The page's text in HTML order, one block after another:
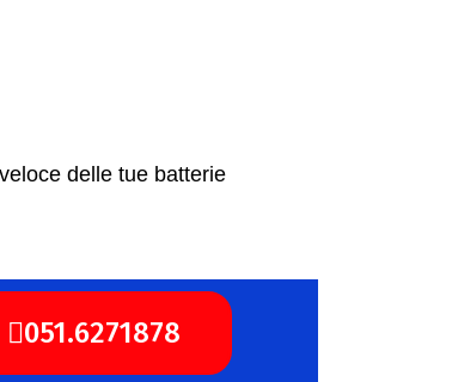
delle tue batterie
051.6271878